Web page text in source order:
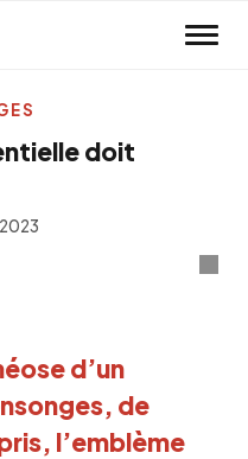
doit
d’un
de
l’emblème